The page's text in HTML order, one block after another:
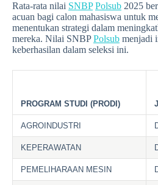
Rata-rata nilai SNBP Polsub 2025
acuan bagi calon mahasiswa untuk
menentukan strategi dalam
mereka. Nilai SNBPPolsub menjadi
keberhasilan dalam seleksi ini.
PROGRAM STUDI (PRODI)
AGROINDUSTRI
KEPERAWATAN
PEMELIHARAAN MESIN